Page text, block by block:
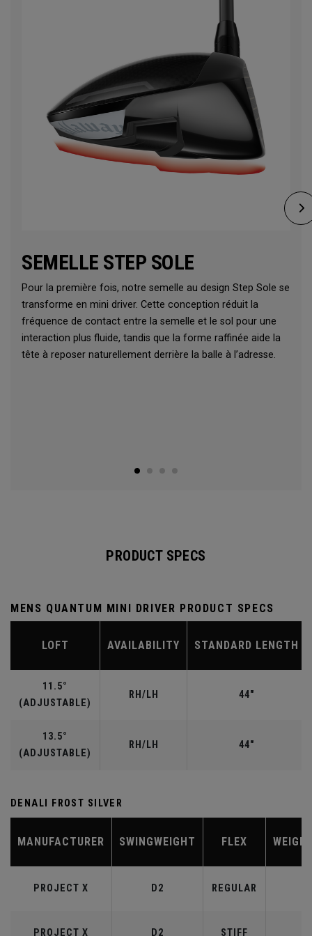
SEMELLE STEP SOLE
Pour la première fois, notre semelle au design Step Sole se
transforme en mini driver. Cette conception réduit la
fréquence de contact entre la semelle et le sol pour une
interaction plus fluide, tandis que la forme raffinée aide la
tête à reposer naturellement derrière la balle à l’adresse.
PRODUCT SPECS
MENS QUANTUM MINI DRIVER PRODUCT SPECS
LOFT AVAILABILITY STANDARD LENGTH
11.5°
(ADJUSTABLE)
RH/LH 44"
13.5°
(ADJUSTABLE)
RH/LH 44"
DENALI FROST SILVER
MANUFACTURER SWINGWEIGHT FLEX
PROJECT X D2 REGULAR
PROJECT X D2 STIFF